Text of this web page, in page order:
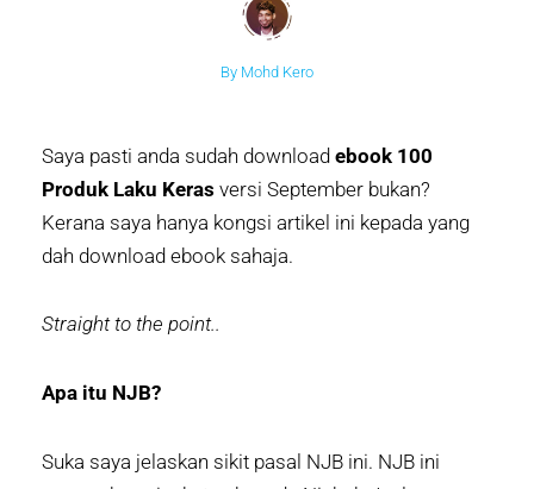
By Mohd Kero
Saya pasti anda sudah download ebook 100
Produk Laku Keras versi September bukan?
Kerana saya hanya kongsi artikel ini kepada yang
dah download ebook sahaja.
Straight to the point..
Apa itu NJB?
Suka saya jelaskan sikit pasal NJB ini. NJB ini